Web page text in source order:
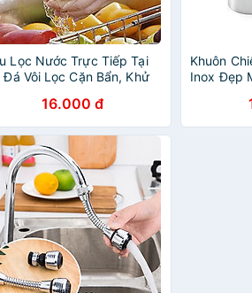
Lọc Nước Trực Tiếp Tại
Đá Vôi Lọc Cặn Bẩn, Khử
16.000 đ
Khuôn
Inox Đẹp
Bếp,
Bánh -